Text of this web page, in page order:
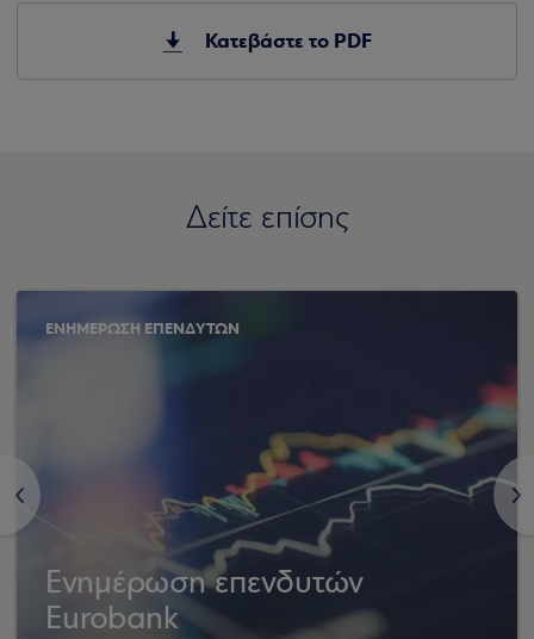
Κατεβάστε το PDF
Δείτε επίσης
<
ΕΝΗΜΕΡΩΣΗ ΕΠΕΝΔΥΤΩΝ
Ενημέρωση επενδυτών
Eurobank
>